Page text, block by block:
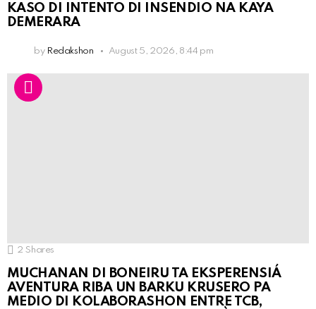
KASO DI INTENTO DI INSENDIO NA KAYA
DEMERARA
by Redakshon August 5, 2026, 8:44 pm
2 Shares
MUCHANAN DI BONEIRU TA EKSPERENSIÁ
AVENTURA RIBA UN BARKU KRUSERO PA
MEDIO DI KOLABORASHON ENTRE TCB,